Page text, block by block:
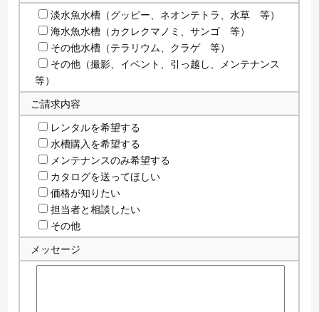
淡水魚水槽（グッピー、ネオンテトラ、水草 等）
海水魚水槽（カクレクマノミ、サンゴ 等）
その他水槽（テラリウム、クラゲ 等）
その他（撮影、イベント、引っ越し、メンテナンス
等）
ご請求内容
レンタルを希望する
水槽購入を希望する
メンテナンスのみ希望する
カタログを送ってほしい
価格が知りたい
担当者と相談したい
その他
メッセージ